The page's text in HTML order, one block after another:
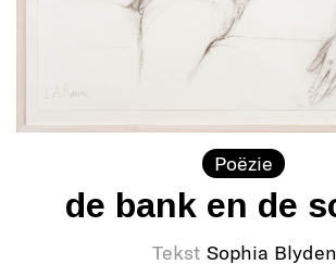
Poëzie
de bank en de
Tekst Sophia Blyden